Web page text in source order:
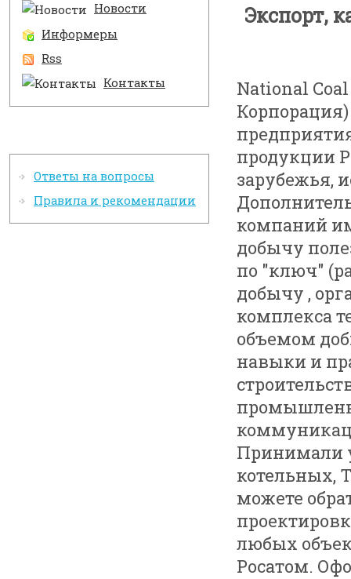
Экспорт,
National
продукции
зарубежья,
компаний
добычу
по "ключ"
добычу ,
комплекса
объемом
навыки и
Принимали
котельных,
можете
любых
Росатом.
Новости
Информеры
Rss
Контакты
Ответы на вопросы
Правила и рекомендации